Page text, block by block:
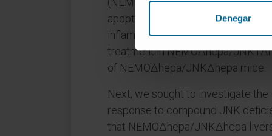
Denegar
apoptosis, increased
inflammatory cytokines
treatment in NEMOΔhepa/
of NEMOΔhepa/JNKΔhepa mice.
Next, we sought to investigate
response to compound JNK
that NEMOΔhepa/JNKΔhepa